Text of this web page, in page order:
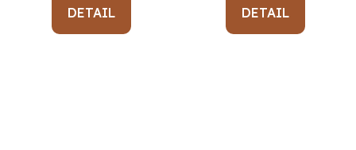
DETAIL DETAIL